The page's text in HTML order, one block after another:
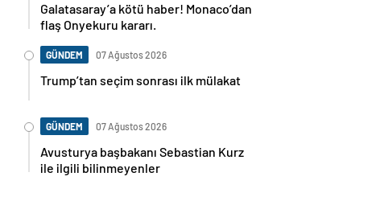
Galatasaray’a kötü haber! Monaco’dan
flaş Onyekuru kararı.
GÜNDEM 07 Ağustos 2026
Trump’tan seçim sonrası ilk mülakat
GÜNDEM 07 Ağustos 2026
Avusturya başbakanı Sebastian Kurz
ile ilgili bilinmeyenler